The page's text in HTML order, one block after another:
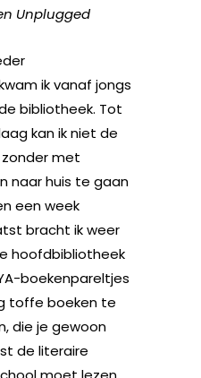
Unplugged
ik vanaf jongs
bibliotheek. Tot
kan ik niet de
met
naar huis te gaan
een week
bracht ik weer
hoofdbibliotheek
boekenpareltjes
toffe boeken te
die je gewoon
de literaire